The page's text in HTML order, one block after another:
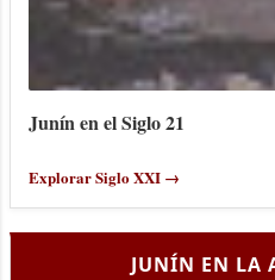
Junín en el Siglo 21
Explorar Siglo XXI →
JUNÍN EN LA